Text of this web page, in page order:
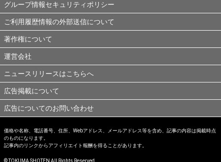
グループ情報セキュリティポリシー
ご利用履歴情報の外部送信について
著作権について
運営会社
ニュースリリースはこちらへ
広告掲載について
広告についてのお問い合わせ
価格や名称、電話番号、住所、Webアドレス、メールアドレス等を含め、記事の内容は掲載時点
のものになります。
記事内のリンクからアフィリエイト報酬を得ることがあります。
© TOKUMA SHOTEN All Rights Reserved.